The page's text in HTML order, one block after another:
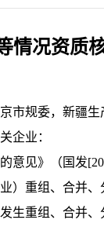
情况资质
市规委，新疆
企业：
见》（国发
）重组、合并
生重组、合并